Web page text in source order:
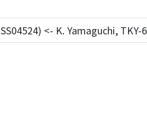
<- K. Yamaguchi, TKY-